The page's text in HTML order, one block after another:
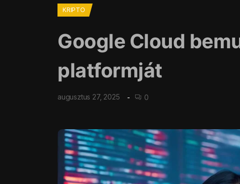
KRIPTO
Google Cloud
platformját
augusztus 27, 2025 0